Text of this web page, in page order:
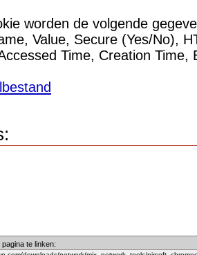
worden de volgende
Value, Secure (Yes/No),
Time, Creation Time,
te linken: